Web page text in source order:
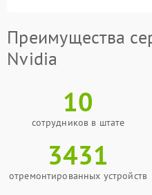
Преимущества
Nvidia
10
сотрудников в штате
3431
отремонтированных устройств